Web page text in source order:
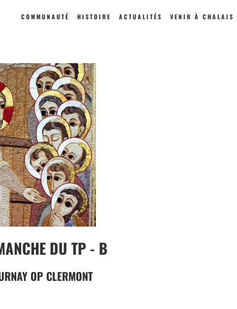
COMMUNAUTÉ HISTOIRE ACTUALITÉS VENIR À CHALAIS
DU TP - B
OP CLERMONT